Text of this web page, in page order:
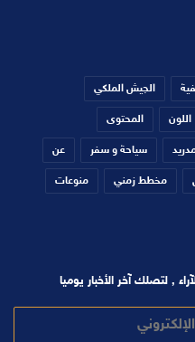
الجيش الملكي
اللون المحتوى
سياحة و سفر عن
مخطط زمني منوعات
, لتصلك آخر الأخبار يوميا